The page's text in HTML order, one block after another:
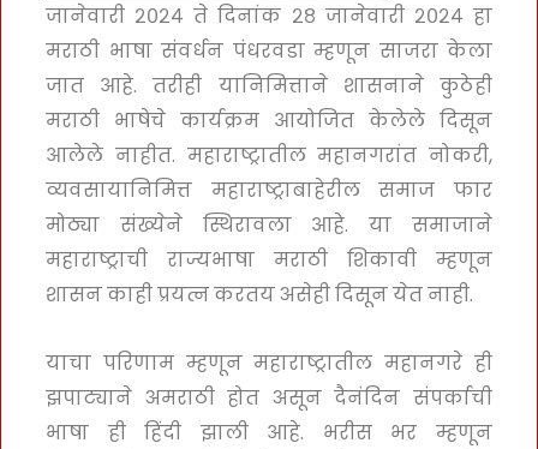
जानेवारी २०२४ ते दिनांक २८ जानेवारी २०२४ हा
मराठी भाषा संवर्धन पंधरवडा म्हणून साजरा केला
जात आहे. तरीही यानिमित्ताने शासनाने कुठेही
मराठी भाषेचे कार्यक्रम आयोजित केलेले दिसून
आलेले नाहीत. महाराष्ट्रातील महानगरांत नोकरी,
व्यवसायानिमित्त महाराष्ट्राबाहेरील समाज फार
मोठ्या संख्येने स्थिरावला आहे. या समाजाने
महाराष्ट्राची राज्यभाषा मराठी शिकावी म्हणून
शासन काही प्रयत्न करतय असेही दिसून येत नाही.
याचा परिणाम म्हणून महाराष्ट्रातील महानगरे ही
झपाट्याने अमराठी होत असून दैनंदिन संपर्काची
भाषा ही हिंदी झाली आहे. भरीस भर म्हणून